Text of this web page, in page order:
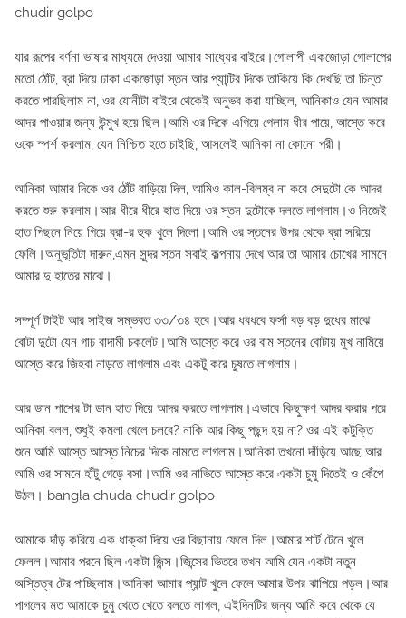
chudir golpo
যার রূপের বর্ণনা ভাষার মাধ্যমে দেওয়া আমার সাধ্যের বাইরে।গোলাপী একজোড়া গোলাপের
মতো ঠোঁট, ব্রা দিয়ে ঢাকা একজোড়া স্তন আর প্যান্টির দিকে তাকিয়ে কি দেখছি তা চিন্তা
করতে পারছিলাম না, ওর যোনীটা বাইরে থেকেই অনুভব করা যাচ্ছিল, আনিকাও যেন আমার
আদর পাওয়ার জন্য উন্মুখ হয়ে ছিল।আমি ওর দিকে এগিয়ে গেলাম ধীর পায়ে, আস্তে করে
ওকে স্পর্শ করলাম, যেন নিশ্চিত হতে চাইছি, আসলেই আনিকা না কোনো পরী।
আনিকা আমার দিকে ওর ঠোঁট বাড়িয়ে দিল, আমিও কাল-বিলম্ব না করে সেদুটো কে আদর
করতে শুরু করলাম।আর ধীরে ধীরে হাত দিয়ে ওর স্তন দুটোকে দলতে লাগলাম।ও নিজেই
হাত পিছনে নিয়ে গিয়ে ব্রা-র হুক খুলে দিলো।আমি ওর স্তনের উপর থেকে ব্রা সরিয়ে
ফেলি।অনুভূতিটা দারুন,এমন সুন্দর স্তন সবাই কল্পনায় দেখে আর তা আমার চোখের সামনে
আমার দু হাতের মাঝে।
সম্পূর্ণ টাইট আর সাইজ সম্ভবত ৩৩/৩৪ হবে।আর ধবধবে ফর্সা বড় বড় দুধের মাঝে
বোটা দুটো যেন গাঢ় বাদামী চকলেট।আমি আস্তে করে ওর বাম স্তনের বোটায় মুখ নামিয়ে
আস্তে করে জিহবা নাড়তে লাগলাম এবং একটু করে চুষতে লাগলাম।
আর ডান পাশের টা ডান হাত দিয়ে আদর করতে লাগলাম।এভাবে কিছুক্ষণ আদর করার পরে
আনিকা বলল, শুধুই কমলা খেলে চলবে? নাকি আর কিছু পছন্দ হয় না? ওর এই কটুক্তি
শুনে আমি আস্তে আস্তে নিচের দিকে নামতে লাগলাম।আনিকা তখনো দাঁড়িয়ে আছে আর
আমি ওর সামনে হাঁটু গেড়ে বসা।আমি ওর নাভিতে আস্তে করে একটা চুমু দিতেই ও কেঁপে
উঠল। bangla chuda chudir golpo
আমাকে দাঁড় করিয়ে এক ধাক্কা দিয়ে ওর বিছানায় ফেলে দিল।আমার শার্ট টেনে খুলে
ফেলল।আমার পরনে ছিল একটা জিন্স।জিন্সের ভিতরে তখন আমি যেন একটা নতুন
অস্তিত্ব টের পাচ্ছিলাম।আনিকা আমার প্যান্ট খুলে ফেলে আমার উপর ঝাপিয়ে পড়ল।আর
পাগলের মত আমাকে চুমু খেতে খেতে বলতে লাগল, এইদিনটির জন্য আমি কবে থেকে যে